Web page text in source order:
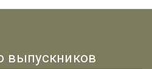
выпускников